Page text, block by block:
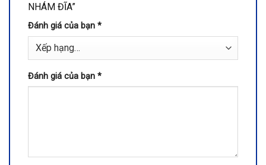
NHÁM ĐĨA”
Đánh giá của bạn *
Đánh giá của bạn *